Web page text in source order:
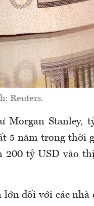
Reuters.
Morgan Stanley,
5 năm trong thời
200 tỷ USD vào
đối với các nhà